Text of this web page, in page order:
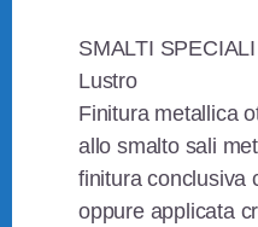
SMALTI SPECIALI
Lustro
Finitura metallica
allo smalto sali
finitura conclusiva
oppure applicata